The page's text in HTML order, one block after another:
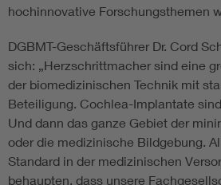
hochinnovative Forschungsthemen
DGBMT-Geschäftsführer Dr. Cord
sich: „Herzschrittmacher sind eine
der biomedizinischen Technik mit
Beteiligung. Cochlea-Implantate
Und dann das ganze Gebiet der
oder die medizinische Bildgebung.
Standard in der medizinischen
behaupten, dass unsere